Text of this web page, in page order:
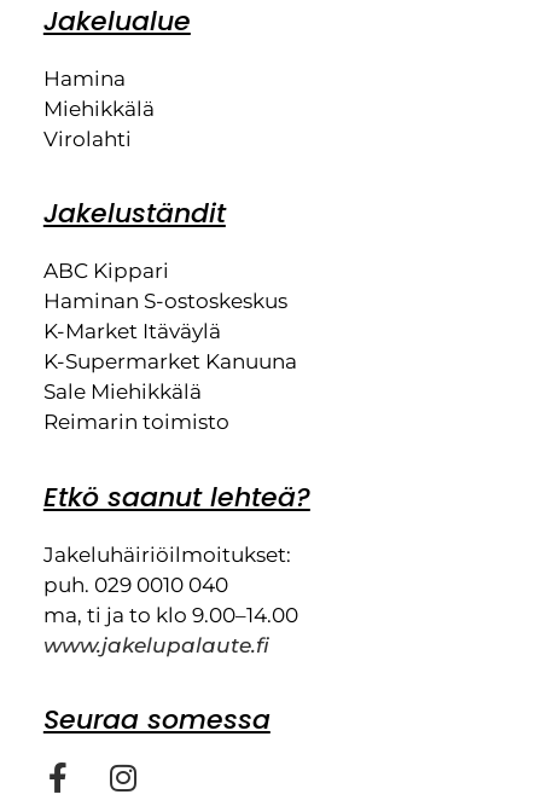
Jakelualue
Hamina
Miehikkälä
Virolahti
Jakeluständit
ABC Kippari
Haminan S-ostoskeskus
K-Market Itäväylä
K-Supermarket Kanuuna
Sale Miehikkälä
Reimarin toimisto
Etkö saanut lehteä?
Jakeluhäiriöilmoitukset:
puh. 029 0010 040
ma, ti ja to klo 9.00–14.00
www.jakelupalaute.fi
Seuraa somessa